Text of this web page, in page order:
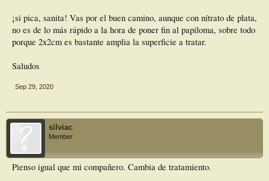
¡si pica, sanita! Vas por el buen camino, aunque con nítrato de plata,
no es de lo más rápido a la hora de poner fin al papiloma, sobre todo
porque 2x2cm es bastante amplia la superficie a tratar.
Saludos
Sep 29, 2020
silviac
Member
Pienso igual que mi compañero. Cambia de tratamiento.